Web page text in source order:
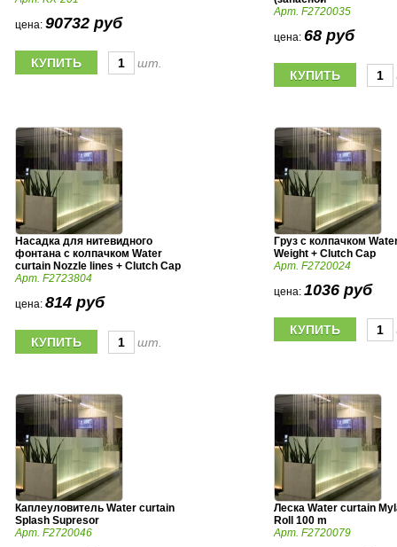
цена: 90732 руб
шт.
Арт. F2720035
цена: 68 руб
Насадка для нитевидного
фонтана с колпачком Water
curtain Nozzle lines + Clutch Cap
Арт. F2723804
цена: 814 руб
шт.
Груз с колпачком
Weight + Clutch Cap
Арт. F2720024
цена: 1036 руб
Каплеуловитель Water curtain
Splash Supresor
Арт. F2720046
Леска Water curtain
Roll 100 m
Арт. F2720079